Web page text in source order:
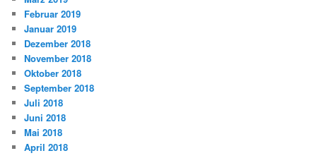
Februar 2019
Januar 2019
Dezember 2018
November 2018
Oktober 2018
September 2018
Juli 2018
Juni 2018
Mai 2018
April 2018